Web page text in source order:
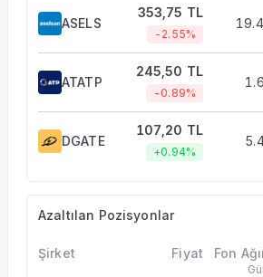
ASELS
353,75 TL
-2.55%
ATATP
245,50 TL
-0.89%
DGATE
107,20 TL
+0.94%
Azaltılan Pozisyonlar
Şirket Fiyat Fon